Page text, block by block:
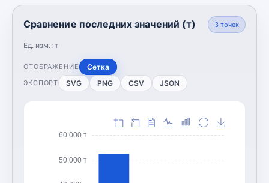
Сравнение последних значений (т)
Ед. изм.: т
3точек
ОТОБРАЖЕНИЕ Сетка
ЭКСПОРТ SVG PNG CSV JSON
50 000 т
60 000 т